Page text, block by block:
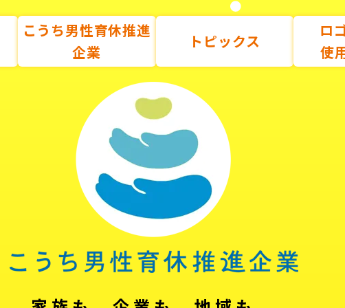
こうち男性育休推進
企業
トピックス
ロ
使